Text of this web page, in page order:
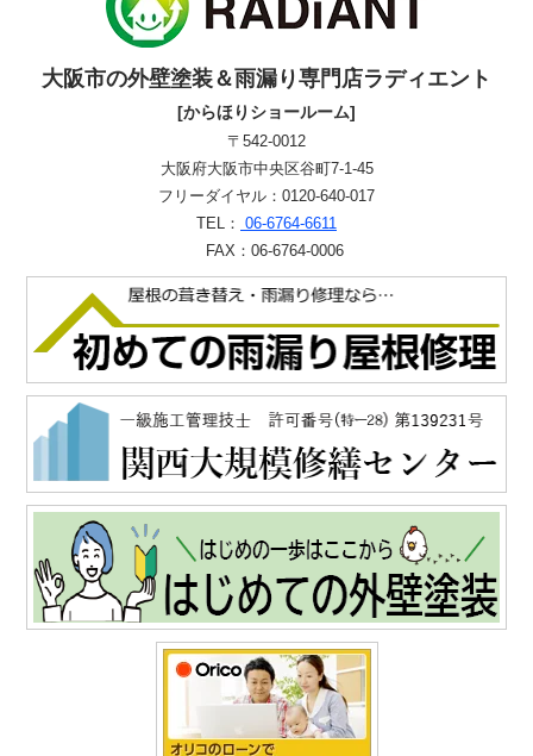
大阪市の外壁塗装＆雨漏り専門店ラディエント
[からほりショールーム]
〒542-0012
大阪府大阪市中央区谷町7-1-45
フリーダイヤル：0120-640-017
TEL： 06-6764-6611
FAX：06-6764-0006